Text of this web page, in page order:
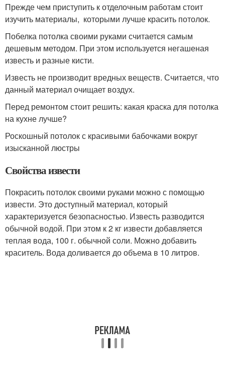
Прежде чем приступить к отделочным работам стоит
изучить материалы, которыми лучше красить потолок.
Побелка потолка своими руками считается самым
дешевым методом. При этом используется негашеная
известь и разные кисти.
Известь не производит вредных веществ. Считается, что
данный материал очищает воздух.
Перед ремонтом стоит решить: какая краска для потолка
на кухне лучше?
Роскошный потолок с красивыми бабочками вокруг
изысканной люстры
Свойства извести
Покрасить потолок своими руками можно с помощью
извести. Это доступный материал, который
характеризуется безопасностью. Известь разводится
обычной водой. При этом к 2 кг извести добавляется
теплая вода, 100 г. обычной соли. Можно добавить
краситель. Вода доливается до объема в 10 литров.